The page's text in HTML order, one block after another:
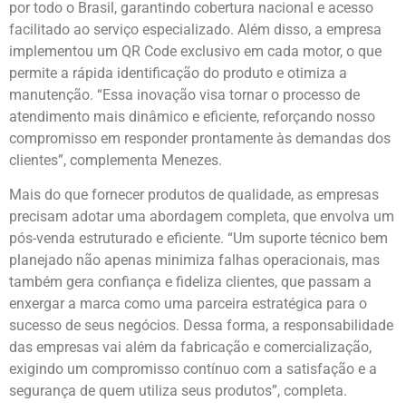
por todo o Brasil, garantindo cobertura nacional e acesso
facilitado ao serviço especializado. Além disso, a empresa
implementou um QR Code exclusivo em cada motor, o que
permite a rápida identificação do produto e otimiza a
manutenção. “Essa inovação visa tornar o processo de
atendimento mais dinâmico e eficiente, reforçando nosso
compromisso em responder prontamente às demandas dos
clientes”, complementa Menezes.
Mais do que fornecer produtos de qualidade, as empresas
precisam adotar uma abordagem completa, que envolva um
pós-venda estruturado e eficiente. “Um suporte técnico bem
planejado não apenas minimiza falhas operacionais, mas
também gera confiança e fideliza clientes, que passam a
enxergar a marca como uma parceira estratégica para o
sucesso de seus negócios. Dessa forma, a responsabilidade
das empresas vai além da fabricação e comercialização,
exigindo um compromisso contínuo com a satisfação e a
segurança de quem utiliza seus produtos”, completa.